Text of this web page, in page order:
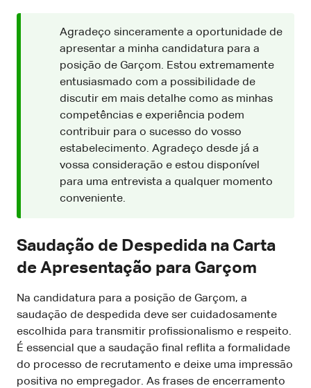
Agradeço sinceramente a oportunidade de
apresentar a minha candidatura para a
posição de Garçom. Estou extremamente
entusiasmado com a possibilidade de
discutir em mais detalhe como as minhas
competências e experiência podem
contribuir para o sucesso do vosso
estabelecimento. Agradeço desde já a
vossa consideração e estou disponível
para uma entrevista a qualquer momento
conveniente.
Saudação de Despedida na Carta
de Apresentação para Garçom
Na candidatura para a posição de Garçom, a
saudação de despedida deve ser cuidadosamente
escolhida para transmitir profissionalismo e respeito.
É essencial que a saudação final reflita a formalidade
do processo de recrutamento e deixe uma impressão
positiva no empregador. As frases de encerramento